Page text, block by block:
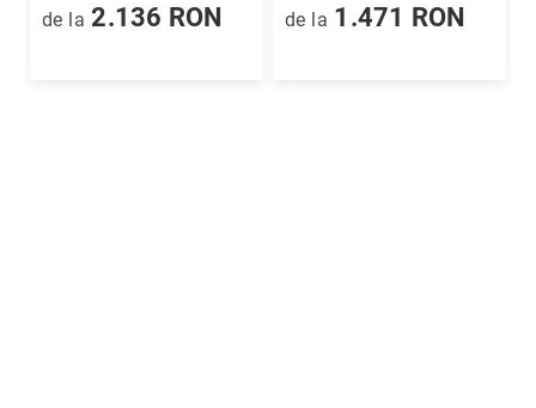
de la 2.136 RON de la 1.471 RON